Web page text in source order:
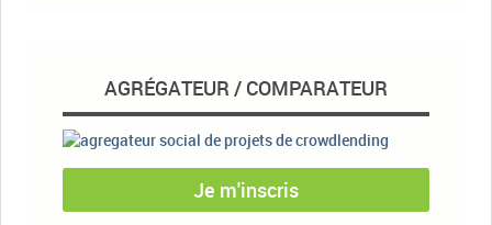
AGRÉGATEUR / COMPARATEUR
Je m'inscris